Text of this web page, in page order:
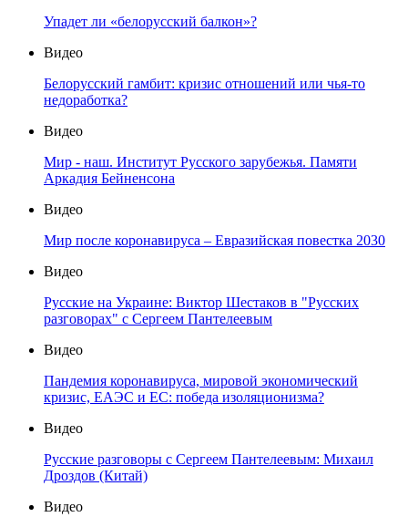
Упадет ли «белорусский балкон»?
Видео
Белорусский гамбит: кризис отношений или чья-то
недоработка?
Видео
Мир - наш. Институт Русского зарубежья. Памяти
Аркадия Бейненсона
Видео
Мир после коронавируса – Евразийская повестка 2030
Видео
Русские на Украине: Виктор Шестаков в "Русских
разговорах" с Сергеем Пантелеевым
Видео
Пандемия коронавируса, мировой экономический
кризис, ЕАЭС и ЕС: победа изоляционизма?
Видео
Русские разговоры с Сергеем Пантелеевым: Михаил
Дроздов (Китай)
Видео